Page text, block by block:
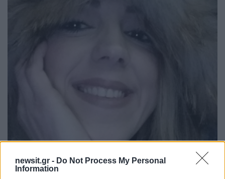
newsit.gr - Do Not Process My Personal
Information
Αμφιλοχία: Τα τελευταία λόγια της Μαρίας
Ιατρού που βρέθηκε νεκρή στο βυθό της
θάλασσας [pics, vid]